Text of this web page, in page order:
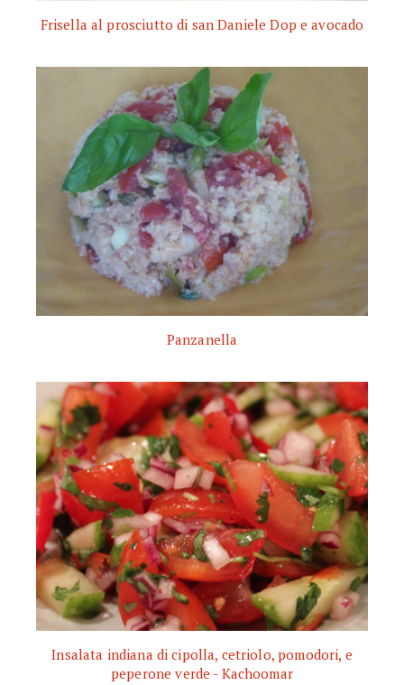
Frisella al prosciutto di san Daniele Dop e avocado
Panzanella
Insalata indiana di cipolla, cetriolo, pomodori, e
peperone verde - Kachoomar